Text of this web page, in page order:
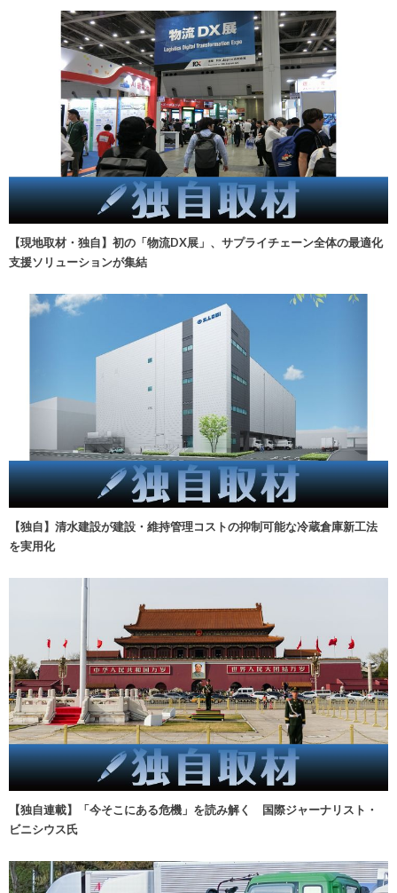
【現地取材・独自】初の「物流DX展」、サプライチェーン全体の最適化
支援ソリューションが集結
【独自】清水建設が建設・維持管理コストの抑制可能な冷蔵倉庫新工法
を実用化
【独自連載】「今そこにある危機」を読み解く 国際ジャーナリスト・
ビニシウス氏